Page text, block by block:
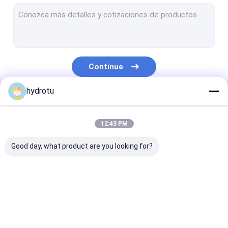
Turbina Pelton Runner
Válvula Borboleta Flangeada
Flangeado válvula de gaveta
Continue
Nossas Categorias
hydrotu
12:43 PM
Good day, what product are you looking for?